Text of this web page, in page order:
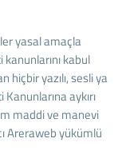
yasal amaçla
kabul
hiçbir yazılı, sesli ya
aykırı
maddi ve manevi
Areraweb yükümlü